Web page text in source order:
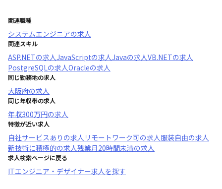
関連職種
システムエンジニアの求人
関連スキル
ASP.NETの求人JavaScriptの求人Javaの求人VB.NETの求人
PostgreSQLの求人Oracleの求人
同じ勤務地の求人
大阪府の求人
同じ年収帯の求人
年収300万円の求人
特徴が近い求人
自社サービスあり の求人 リモートワーク可の求人服装自由の求人
新技術に積極的の求人残業月20時間未満の求人
求人検索ページに戻る
ITエンジニア・デザイナー求人を探す